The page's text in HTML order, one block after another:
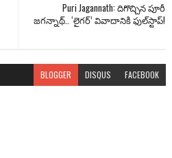
Puri Jagannath: దిగొచ్చిన పూరీ
జగన్నాథ్.. ‘లైగర్’ వివాదానికి ఫుల్‌స్టాప్!
BLOGGER DISQUS FACEBOOK